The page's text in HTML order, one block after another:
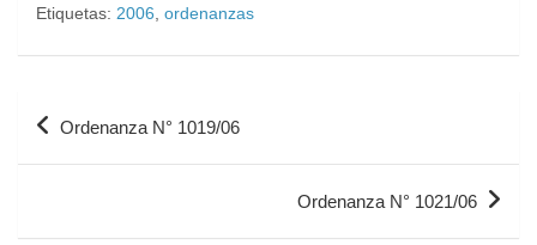
Etiquetas: 2006 ordenanzas
Ordenanza N° 1019/06
Ordenanza N° 1021/06